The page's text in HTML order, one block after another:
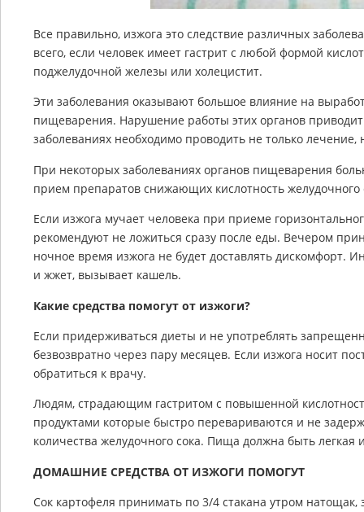
Все правильно, изжога это следствие различных
всего, если человек имеет гастрит с любой формой
поджелудочной железы или холецистит.
Эти заболевания оказывают большое влияние на
пищеварения. Нарушение работы этих органов
заболеваниях необходимо проводить не только
При некоторых заболеваниях органов пищеварения
прием препаратов снижающих кислотность желудочного
Если изжога мучает человека при приеме
рекомендуют не ложиться сразу после еды. Вечером
ночное время изжога не будет доставлять дискомфорт.
и жжет, вызывает кашель.
Какие средства помогут от изжоги?
Если придерживаться диеты и не употреблять
безвозвратно через пару месяцев. Если изжога носит
обратиться к врачу.
Людям, страдающим гастритом с повышенной
продуктами которые быстро перевариваются и не
количества желудочного сока. Пища должна быть
ДОМАШНИЕ СРЕДСТВА ОТ ИЗЖОГИ ПОМОГУТ
Сок картофеля принимать по 3/4 стакана утром